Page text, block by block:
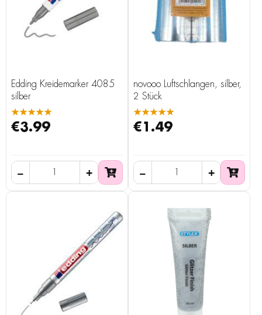
Edding Kreidemarker 4085
silber
★★★★★
€3.99
novooo Luftschlangen, silber,
2 Stück
★★★★★
€1.49